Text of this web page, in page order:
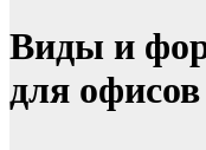
Виды и
для